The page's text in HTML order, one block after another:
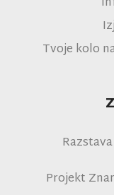
Tvoje kolo
Projekt